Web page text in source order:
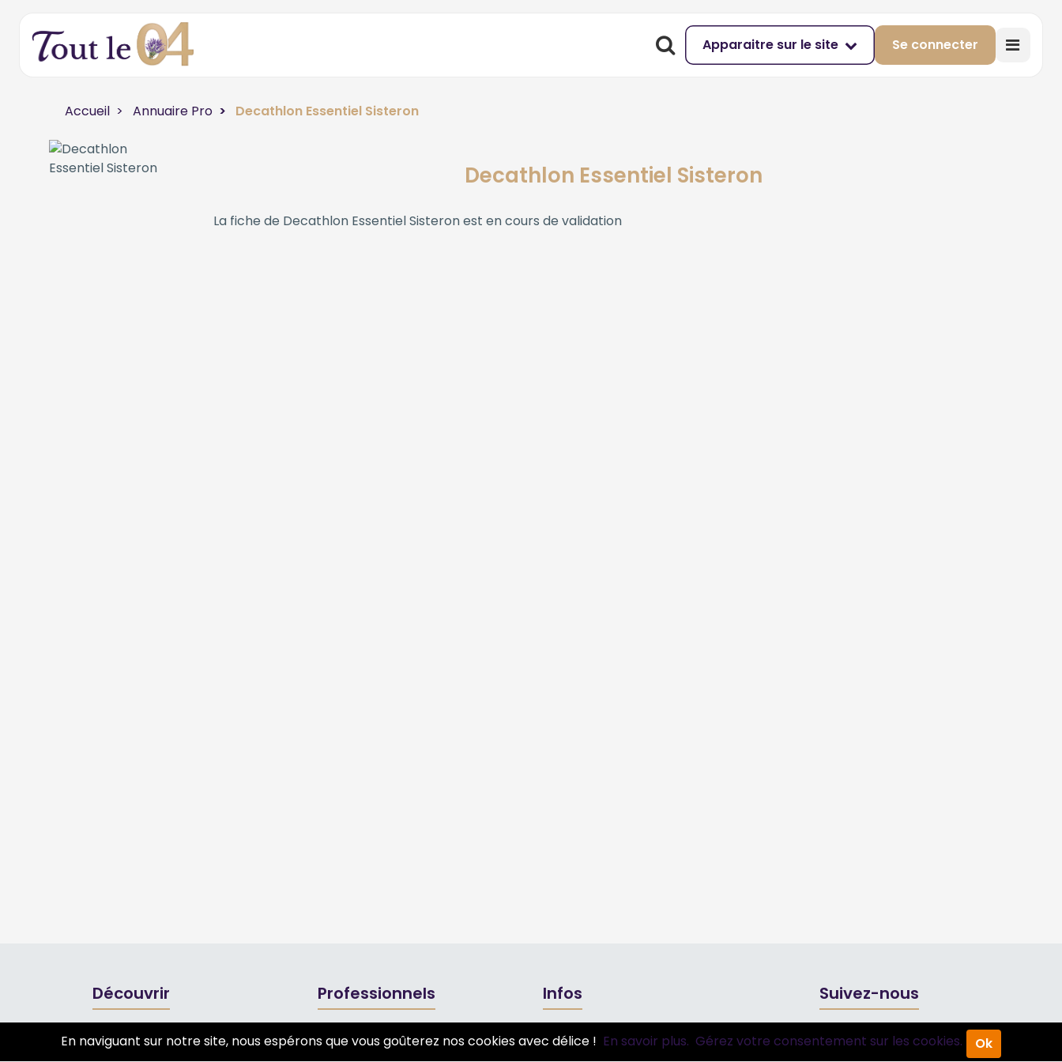
Apparaitre sur le site Se connecter
Accueil Annuaire Pro Decathlon Essentiel Sisteron
Decathlon Essentiel Sisteron
La fiche de Decathlon Essentiel Sisteronest en cours de validation
Découvrir
Tourisme
Professionnels
Annuaire pro
Infos
Mentions légales et CGV
Suivez-nous
En naviguant sur notre site, nous espérons que vous goûterez nos cookies avec délice ! En savoir plus. Gérez votre consentement sur les cookies. Ok